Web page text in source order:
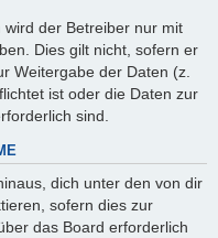
der Betreiber nur mit
Dies gilt nicht, sofern er
Weitergabe der Daten (z.
ist oder die Daten zur
sind.
dich unter den von dir
sofern dies zur
das Board erforderlich